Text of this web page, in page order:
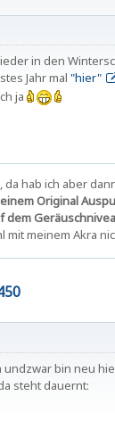
in den
Jahr mal "hier"
ja
da hab ich aber
Original
dem
mit meinem Akra
bin neu
steht dauernt: